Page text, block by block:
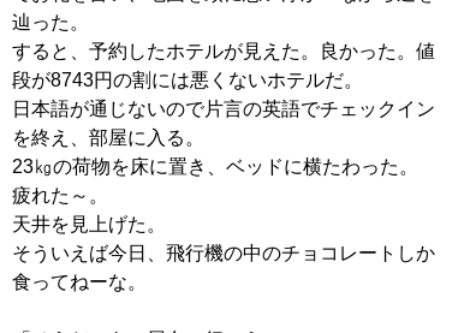
辿った。
すると、予約したホテルが見えた。良かった。値
段が8743円の割には悪くないホテルだ。
日本語が通じないので片言の英語でチェックイン
を終え、部屋に入る。
23㎏の荷物を床に置き、ベッドに横たわった。
疲れた～。
天井を見上げた。
そういえば今日、飛行機の中のチョコレートしか
食ってねーな。